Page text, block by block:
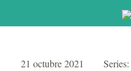
21 octubre 2021 Series: